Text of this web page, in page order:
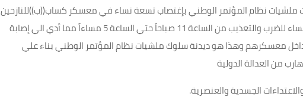
الموفق 1 فبراير 2019م حاولت ملشيات نظام المؤتمر الوطني بإغتصاب تسعة نساء في معسكر كساب((ب))للنازحين
علي بعد 2 كيلو شمال المعسكر حيث تعرضت النساء للضرب والتعذيب من الساعة 11 صباحاً حتي الساعة 5 مساءاً مما أدي الي إصابة
داخل معسكرهم وهذا هو ديدنة سلوك ملشيات نظام المؤتمر الوطني بناء علي
من العدالة الدولية
الجسدية والعنصرية.